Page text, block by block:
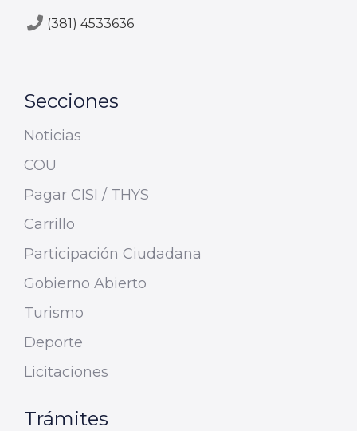
(381) 4533636
Secciones
Noticias
COU
Pagar CISI / THYS
Carrillo
Participación Ciudadana
Gobierno Abierto
Turismo
Deporte
Licitaciones
Trámites